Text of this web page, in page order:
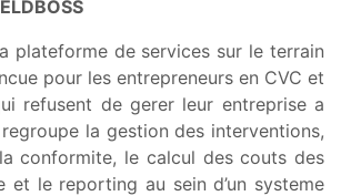
plateforme de services sur le terrain
pour les entrepreneurs en CVC et
refusent de gerer leur entreprise a
regroupe la gestion des interventions,
conformite, le calcul des couts des
et le reporting au sein d’un systeme